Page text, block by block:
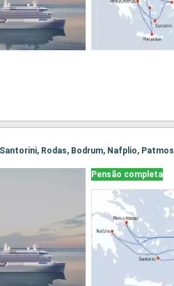
Rodas, Bodrum, Nafplio, Patmos
Pensão completa